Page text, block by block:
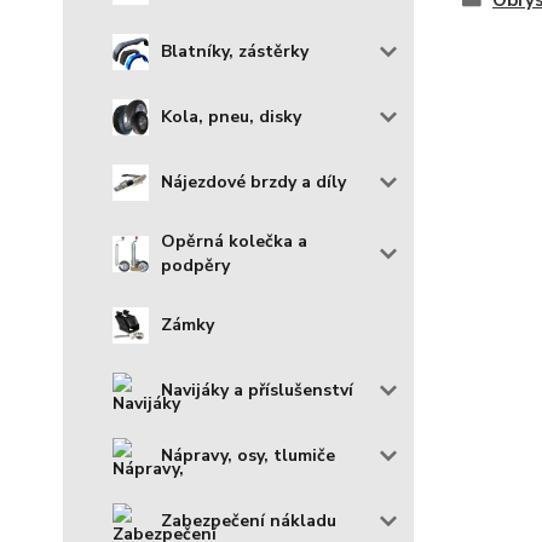
Blatníky, zástěrky
Kola, pneu, disky
Nájezdové brzdy a díly
Opěrná kolečka a
podpěry
Zámky
Navijáky a příslušenství
Nápravy, osy, tlumiče
Zabezpečení nákladu